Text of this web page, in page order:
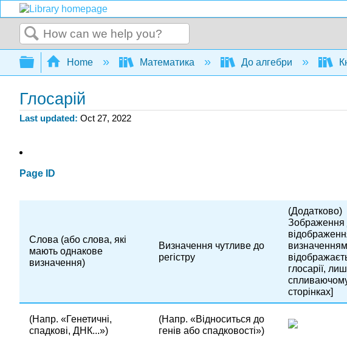
Search
Expand/collapse global hierarchy
Home Математика До алгебри
Глосарій
Last updated Oct 27, 2022
Page ID
Слова (або слова, які
мають однакове
визначення)
Визначення чутливе до
регістру
(Додатково)
Зображення
глосарії,
спливаючому
сторінках]
(Напр. «Генетичні,
спадкові, ДНК...»)
(Напр. «Відноситься до
генів або спадковості»)